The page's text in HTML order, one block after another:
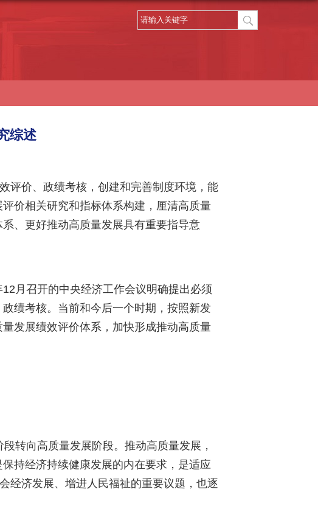
综述
评价、政绩考核，创建和完善制度环境，能
价相关研究和指标体系构建，厘清高质量
、更好推动高质量发展具有重要指导意
12 月召开的中央经济工作会议明确提出必须
绩考核。当前和今后一个时期，按照新发
发展绩效评价体系，加快形成推动高质量
转向高质量发展阶段。推动高质量发展，
持经济持续健康发展的内在要求，是适应
经济发展、增进人民福祉的重要议题，也逐